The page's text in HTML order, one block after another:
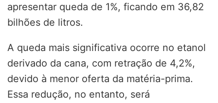
apresentar queda de 1%, ficando em 36,82
bilhões de litros.
A queda mais significativa ocorre no etanol
derivado da cana, com retração de 4,2%,
devido à menor oferta da matéria-prima.
Essa redução, no entanto, será